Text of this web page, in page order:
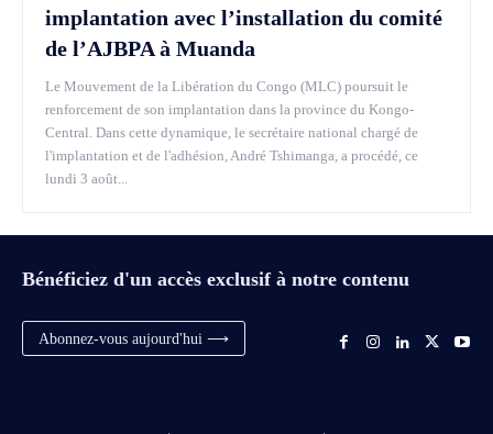
implantation avec l’installation du comité
de l’AJBPA à Muanda
Le Mouvement de la Libération du Congo (MLC) poursuit le
renforcement de son implantation dans la province du Kongo-
Central. Dans cette dynamique, le secrétaire national chargé de
l'implantation et de l'adhésion, André Tshimanga, a procédé, ce
lundi 3 août...
Bénéficiez d'un accès exclusif à notre contenu
Abonnez-vous aujourd'hui ⟶